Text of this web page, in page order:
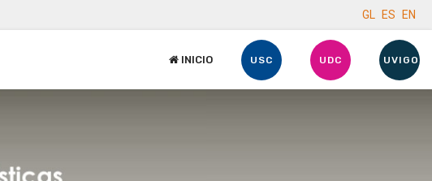
GL ES EN
INICIO USC UDC UVIGO